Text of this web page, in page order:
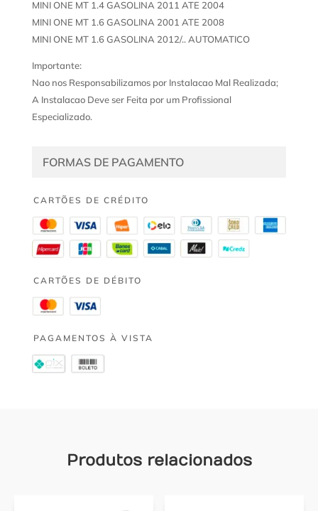
MINI ONE MT 1.4 GASOLINA 2011 ATE 2004
MINI ONE MT 1.6 GASOLINA 2001 ATE 2008
MINI ONE MT 1.6 GASOLINA 2012/.. AUTOMATICO
Importante:
Nao nos Responsabilizamos por Instalacao Mal Realizada;
A Instalacao Deve ser Feita por um Profissional
Especializado.
FORMAS DE PAGAMENTO
CARTÕES DE CRÉDITO
CARTÕES DE DÉBITO
PAGAMENTOS À VISTA
Produtos relacionados